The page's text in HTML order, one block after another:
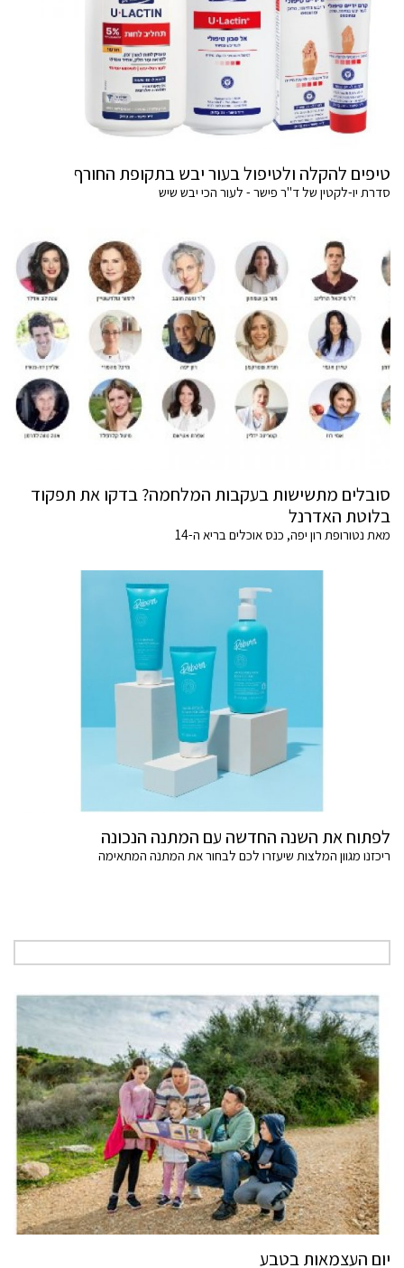
טיפים להקלה ולטיפול בעור יבש בתקופת החורף
סדרת יו-לקטין של ד"ר פישר - לעור הכי יבש שיש
סובלים מתשישות בעקבות המלחמה? בדקו את תפקוד
בלוטת האדרנל
מאת נטורופת רון יפה, כנס אוכלים בריא ה-14
לפתוח את השנה החדשה עם המתנה הנכונה
ריכזנו מגוון המלצות שיעזרו לכם לבחור את המתנה המתאימה
יום העצמאות בטבע